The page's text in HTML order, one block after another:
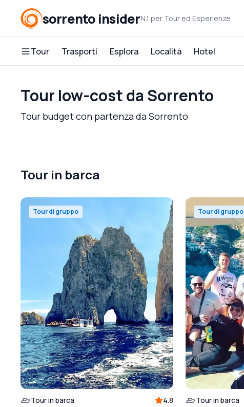
sorrento insiderN.1 per Tour ed Esperienze
Tour Trasporti Esplora Località Hotel
Tour low-cost da Sorrento
Tour budget con partenza da Sorrento
Tour in barca
Tour di gruppo
Tour in barca 4.8
Tour di gruppo
Tour in barca